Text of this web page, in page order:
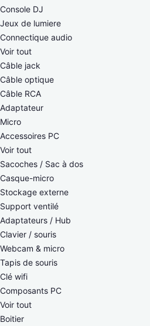
Console DJ
Jeux de lumiere
Connectique audio
Voir tout
Câble jack
Câble optique
Câble RCA
Adaptateur
Micro
Accessoires PC
Voir tout
Sacoches / Sac à dos
Casque-micro
Stockage externe
Support ventilé
Adaptateurs / Hub
Clavier / souris
Webcam & micro
Tapis de souris
Clé wifi
Composants PC
Voir tout
Boitier